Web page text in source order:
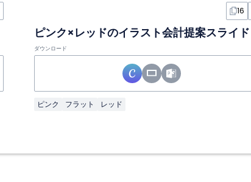
16
ピンク×レッドのイラスト会計提案スライド
ダウンロード
ピンク フラット レッド